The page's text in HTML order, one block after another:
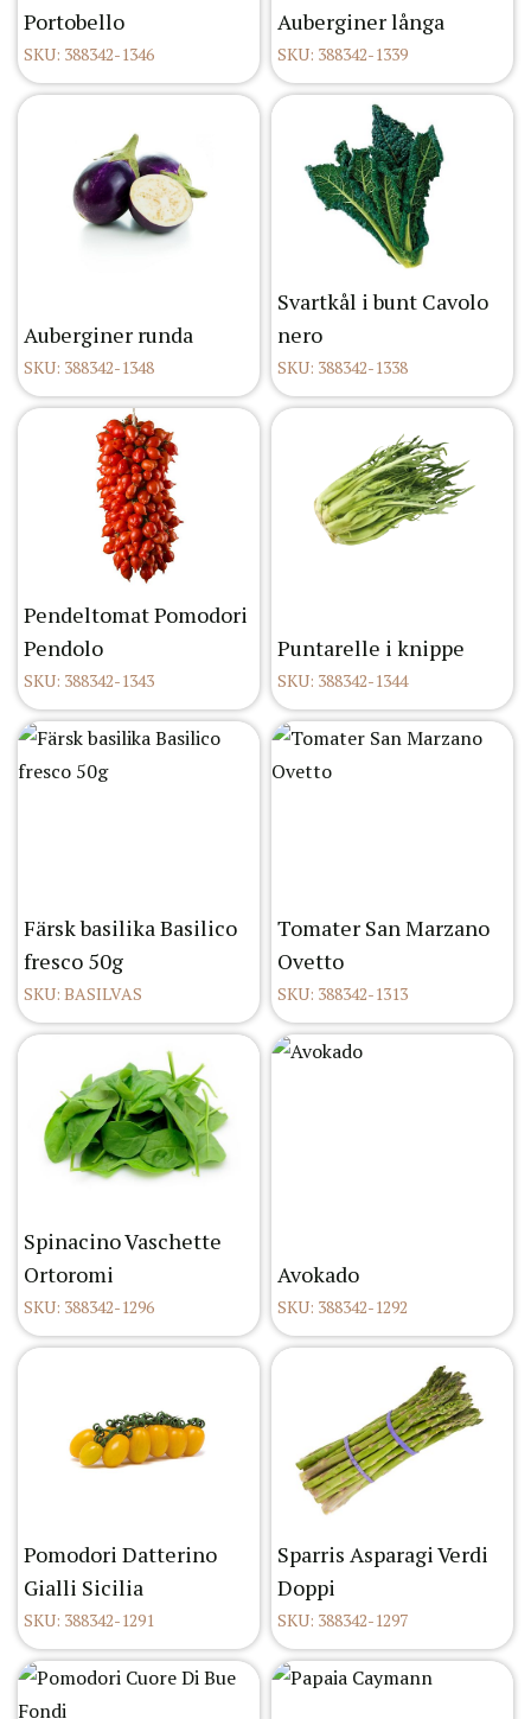
Portobello
SKU: 388342-1346
Auberginer långa
SKU: 388342-1339
Auberginer runda
SKU: 388342-1348
Svartkål i bunt Cavolo
nero
SKU: 388342-1338
Pendeltomat Pomodori
Pendolo
SKU: 388342-1343
Puntarelle i knippe
SKU: 388342-1344
Färsk basilika Basilico
fresco 50g
SKU: BASILVAS
Tomater San Marzano
Ovetto
SKU: 388342-1313
Spinacino Vaschette
Ortoromi
SKU: 388342-1296
Avokado
SKU: 388342-1292
Pomodori Datterino
Gialli Sicilia
SKU: 388342-1291
Sparris Asparagi Verdi
Doppi
SKU: 388342-1297